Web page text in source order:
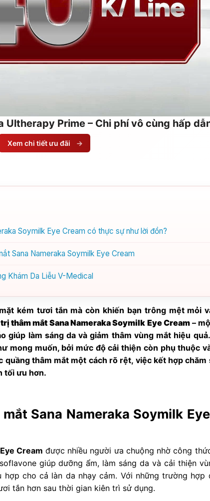
Ultherapy Prime – Chi phí vô cùng hấp
Xem chi tiết ưu đãi →
Soymilk Eye Cream có thực sự như lời đồn?
Sana Nameraka Soymilk Eye Cream
Khám Da Liễu V-Medical
kém tươi tắn mà còn khiến bạn trông mệt mỏi
thâm mắt Sana Nameraka Soymilk Eye Cream–
giúp làm sáng da và giảm thâm vùng mắt hiệu
mong muốn, bởi mức độ cải thiện còn phụ thuộc
thâm mắt một cách rõ rệt, việc kết hợp chăm
tối ưu hơn.
Sana Nameraka Soymilk
Cream được nhiều người ưa chuộng nhờ công
giúp dưỡng ẩm, làm sáng da và cải thiện
hợp cho cả làn da nhạy cảm. Với những trường hợp
tắn hơn sau thời gian kiên trì sử dụng.